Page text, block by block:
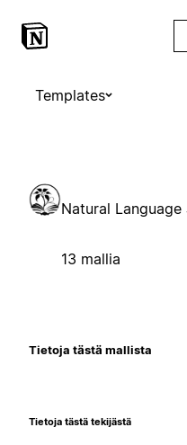
Templates
Natural Language
13 mallia
Tietoja tästä mallista
Tietoja tästä tekijästä